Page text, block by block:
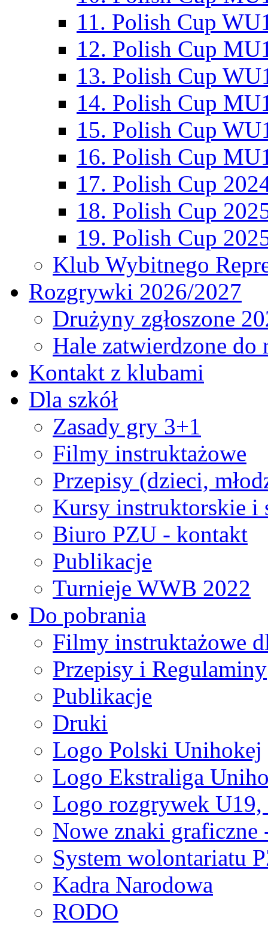
11. Polish Cup
12. Polish Cup
13. Polish Cup
14. Polish Cup
15. Polish Cup
16. Polish Cup
17. Polish Cup
18. Polish Cup
19. Polish Cup
Klub Wybitnego
Rozgrywki 2026/2027
Drużyny zgłoszone
Hale zatwierdzone
Kontakt z klubami
Dla szkół
Zasady gry 3+1
Filmy instruktażowe
Przepisy (dzieci,
Kursy instruktorskie i
Biuro PZU - kontakt
Publikacje
Turnieje WWB 2022
Do pobrania
Filmy instruktażowe
Przepisy i Regulaminy
Publikacje
Druki
Logo Polski Unihokej
Logo Ekstraliga
Logo rozgrywek
Nowe znaki graficzne
System wolontariatu
Kadra Narodowa
RODO